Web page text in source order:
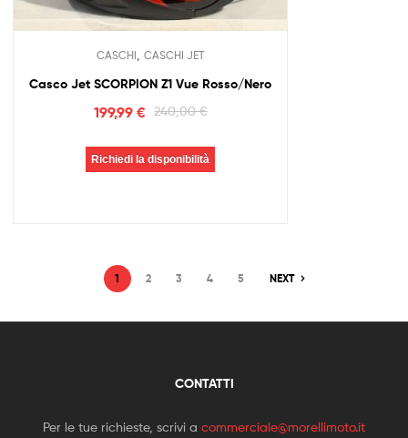
CASCHI CASCHI JET
Casco Jet SCORPION Z1 Vue Rosso/Nero
240,00€
199,99 €
Richiedi la disponibilità
1 2 3 4 5 NEXT
CONTATTI
Per le tue richieste, scrivi a commerciale@morellimoto.it